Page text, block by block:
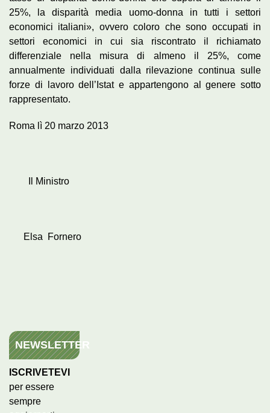
25%, la disparità media uomo-donna in tutti i settori
economici italiani», ovvero coloro che sono occupati in
settori economici in cui sia riscontrato il richiamato
differenziale nella misura di almeno il 25%, come
annualmente individuati dalla rilevazione continua sulle
forze di lavoro dell’Istat e appartengono al genere sotto
rappresentato.
Roma lì 20 marzo 2013
Il Ministro
Elsa Fornero
NEWSLETTER
ISCRIVETEVI
per essere
sempre